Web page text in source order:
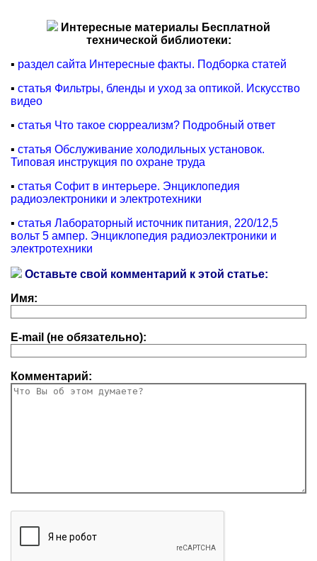
Интересные материалы Бесплатной
технической библиотеки:
▪ раздел сайта Интересные факты. Подборка статей
▪ статья Фильтры, бленды и уход за оптикой. Искусство
видео
▪ статья Что такое сюрреализм? Подробный ответ
▪ статья Обслуживание холодильных установок.
Типовая инструкция по охране труда
▪ статья Софит в интерьере. Энциклопедия
радиоэлектроники и электротехники
▪ статья Лабораторный источник питания, 220/12,5
вольт 5 ампер. Энциклопедия радиоэлектроники и
электротехники
Оставьте свой комментарий к этой статье:
Имя:
E-mail (не обязательно):
Комментарий: